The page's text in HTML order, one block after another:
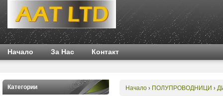
Начало За Нас Контакт
Категории Начало› ПОЛУПРОВОДНИЦИ ›